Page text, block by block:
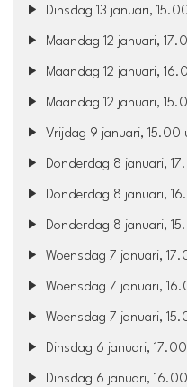
Dinsdag 13 januari,
Maandag 12 januari,
Maandag 12 januari,
Maandag 12 januari,
Vrijdag 9 januari, 15.00
Donderdag 8 januari,
Donderdag 8 januari,
Donderdag 8 januari,
Woensdag 7 januari,
Woensdag 7 januari,
Woensdag 7 januari,
Dinsdag 6 januari,
Dinsdag 6 januari,